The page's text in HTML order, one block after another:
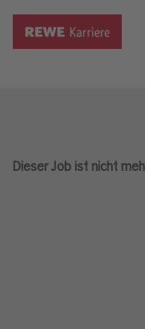
Dieser Job ist nicht